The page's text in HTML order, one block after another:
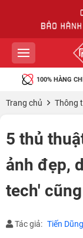
100% HÀNG
Trang chủ Thông
5 thủ
ảnh đẹp,
tech'
Tác giả: Tiến Dũng